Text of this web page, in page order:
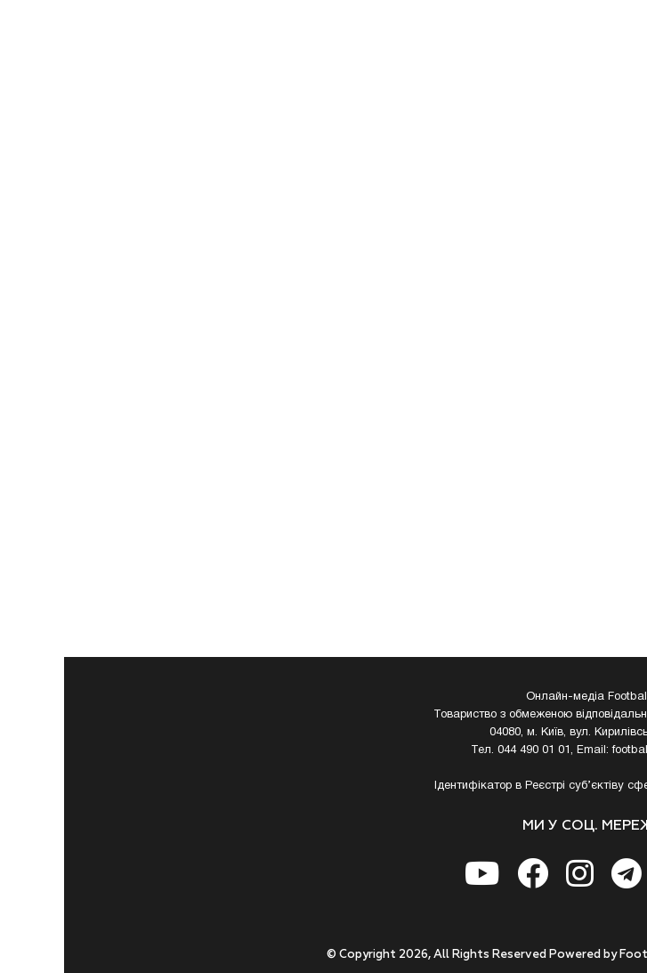
Онлайн-медіа
Товариство з обмеженою
04080, м. Київ, вул.
Тел. 044 490 01 01, Email:
Ідентифікатор в Реєстрі суб’єктіву
МИ У СОЦ.
© Copyright 2026, All Rights Reserved Powered by